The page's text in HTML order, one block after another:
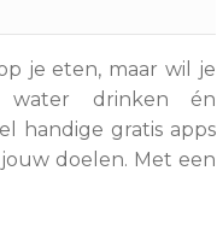
je eten, maar wil je
water drinken én
handige gratis apps
doelen. Met een